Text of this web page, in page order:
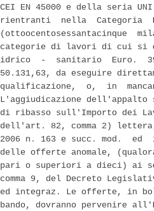
CEI EN 45000 e della seria
rientranti  nella  Categoria
(ottoocentosessantacinque
categorie di lavori di cui si
idrico  -  sanitario  Euro.
50.131,63, da eseguire
qualificazione,  o,  in
L'aggiudicazione
di ribasso sull'Importo dei
dell'art. 82, comma 2)
2006 n. 163 e succ. mod.  ed
delle offerte anomale,
pari o superiori a dieci) ai
comma 9, del Decreto
ed integraz. Le offerte, in
bando, dovranno pervenire